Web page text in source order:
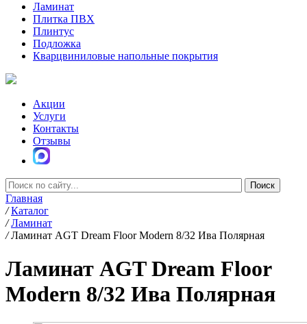
Ламинат
Плитка ПВХ
Плинтус
Подложка
Кварцвиниловые напольные покрытия
Акции
Услуги
Контакты
Отзывы
Главная
/ Каталог
/ Ламинат
/ Ламинат AGT Dream Floor Modern 8/32 Ива Полярная
Ламинат AGT Dream Floor
Modern 8/32 Ива Полярная